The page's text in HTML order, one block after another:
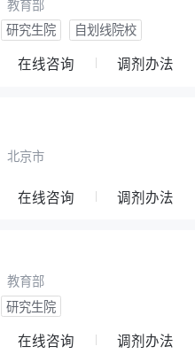
教育部
研究生院 自划线院校
在线咨询 调剂办法
北京市
在线咨询 调剂办法
教育部
研究生院
在线咨询 调剂办法